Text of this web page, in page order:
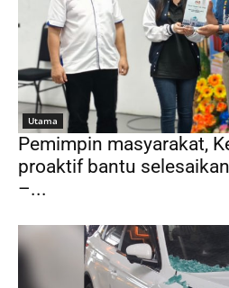
Utama
Pemimpin masyarakat,
proaktif bantu
–...